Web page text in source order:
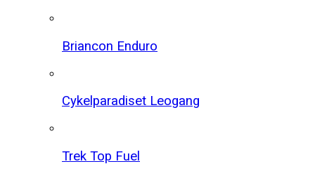
Briancon Enduro
Cykelparadiset Leogang
Trek Top Fuel